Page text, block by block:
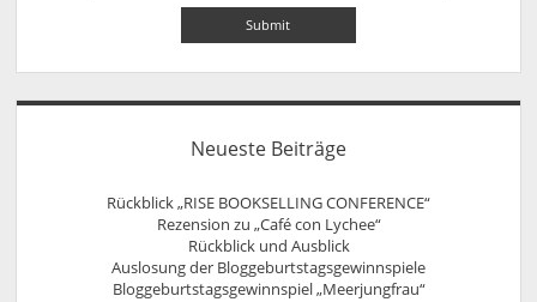
Neueste Beiträge
Rückblick „RISE BOOKSELLING CONFERENCE“
Rezension zu „Café con Lychee“
Rückblick und Ausblick
Auslosung der Bloggeburtstagsgewinnspiele
Bloggeburtstagsgewinnspiel „Meerjungfrau“